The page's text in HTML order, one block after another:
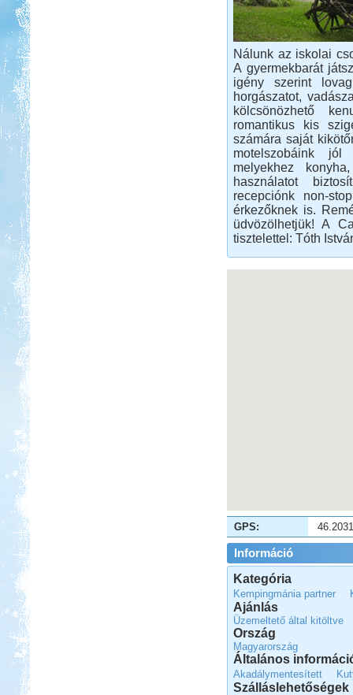
Nálunk az iskolai
A gyermekbarát
igény szerint
horgászatot,
kölcsönözhető
romantikus kis
számára saját
motelszobáink jól
melyekhez
használatot
recepciónk non-
érkezőknek is.
üdvözölhetjük! A
tisztelettel: Tóth
GPS:
Információ
Kategória
Kempingmánia partner
Ajánlás
Üzemeltető által kitöltve
Ország
Magyarország
Általános
Akadálymentesített
Szálláslehetőségek